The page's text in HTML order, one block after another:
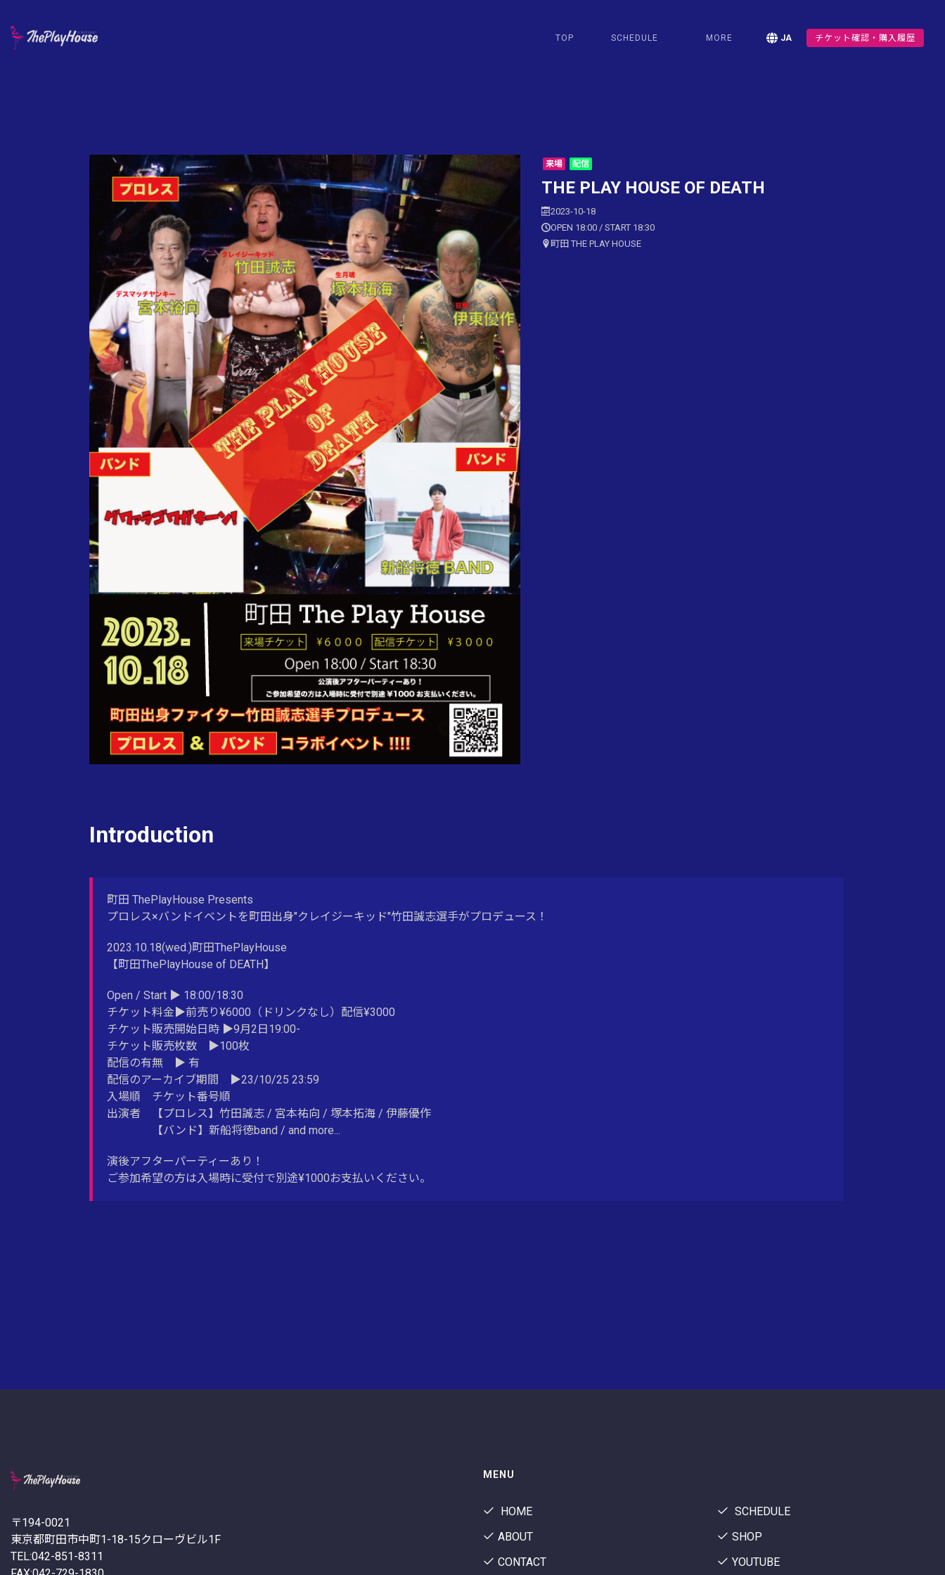
TOP SCHEDULE MORE JA チケット確認・購入履歴
来場 配信
THE PLAY HOUSE OF DEATH
2023-10-18
OPEN 18:00 / START 18:30
町田 THE PLAY HOUSE
Introduction
町田 ThePlayHouse Presents
プロレス×バンドイベントを町田出身"クレイジーキッド"竹田誠志選手がプロデュース！
2023.10.18(wed.)町田ThePlayHouse
【町田ThePlayHouse of DEATH】
Open / Start ▶︎ 18:00/18:30
チケット料金▶︎前売り¥6000（ドリンクなし）配信¥3000
チケット販売開始日時 ▶︎9月2日19:00-
チケット販売枚数 ▶︎100枚
配信の有無 ▶︎ 有
配信のアーカイブ期間 ▶︎23/10/25 23:59
入場順 チケット番号順
出演者 【プロレス】竹田誠志 / 宮本祐向 / 塚本拓海 / 伊藤優作
【バンド】新船将徳band / and more...
演後アフターパーティーあり！
ご参加希望の方は入場時に受付で別途¥1000お支払いください。
〒194-0021
東京都町田市中町1-18-15クローヴビル1F
TEL:042-851-8311
MENU
HOME
SCHEDULE
ABOUT
SHOP
CONTACT
YOUTUBE